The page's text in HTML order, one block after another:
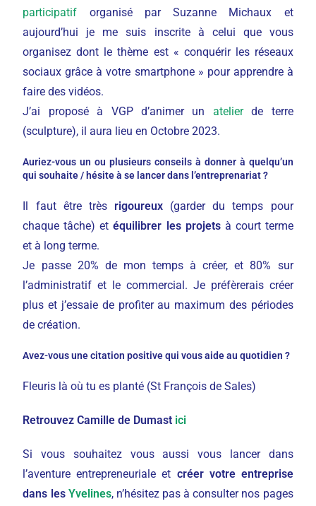
participatif organisé par Suzanne Michaux et
aujourd’hui je me suis inscrite à celui que vous
organisez dont le thème est « conquérir les réseaux
sociaux grâce à votre smartphone » pour apprendre à
faire des vidéos.
J’ai proposé à VGP d’animer un atelierde terre
(sculpture), il aura lieu en Octobre 2023.
Auriez-vous un ou plusieurs conseils à donner à quelqu’un
qui souhaite / hésite à se lancer dans l’entreprenariat ?
Il faut être très rigoureux (garder du temps pour
chaque tâche) etéquilibrer les projetsà court terme
et à long terme.
Je passe 20% de mon temps à créer, et 80% sur
l’administratif et le commercial. Je préfèrerais créer
plus et j’essaie de profiter au maximum des périodes
de création.
Avez-vous une citation positive qui vous aide au quotidien ?
Fleuris là où tu es planté (St François de Sales)
Retrouvez Camille de Dumast ici
Si vous souhaitez vous aussi vous lancer dans
l’aventure entrepreneuriale et créer votre entreprise
dans les Yvelines, n’hésitez pas à consulter nos pages